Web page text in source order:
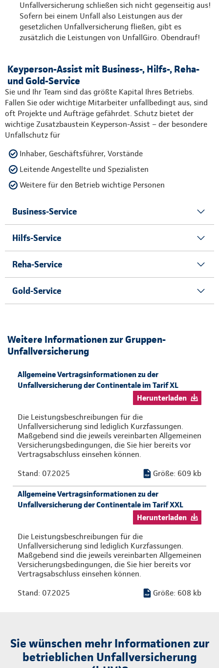
Unfallversicherung schließen sich nicht gegenseitig aus!
Sofern bei einem Unfall also Leistungen aus der
gesetzlichen Unfallversicherung fließen, gibt es
zusätzlich die Leistungen von UnfallGiro. Obendrauf!
Keyperson-Assist mit Business-, Hilfs-, Reha-
und Gold-Service
Sie und Ihr Team sind das größte Kapital Ihres Betriebs.
Fallen Sie oder wichtige Mitarbeiter unfallbedingt aus, sind
oft Projekte und Aufträge gefährdet. Schutz bietet der
wichtige Zusatzbaustein Keyperson-Assist – der besondere
Unfallschutz für
Inhaber, Geschäftsführer, Vorstände
Leitende Angestellte und Spezialisten
Weitere für den Betrieb wichtige Personen
Business-Service
Hilfs-Service
Reha-Service
Gold-Service
Weitere Informationen zur Gruppen-
Unfallversicherung
Allgemeine Vertragsinformationen zu der
Unfallversicherung der Continentale im Tarif XL
Herunterladen
Die Leistungsbeschreibungen für die
Unfallversicherung sind lediglich Kurzfassungen.
Maßgebend sind die jeweils vereinbarten Allgemeinen
Versicherungsbedingungen, die Sie hier bereits vor
Vertragsabschluss einsehen können.
Stand: 07.2025 Größe: 609 kb
Allgemeine Vertragsinformationen zu der
Unfallversicherung der Continentale im Tarif XXL
Herunterladen
Die Leistungsbeschreibungen für die
Unfallversicherung sind lediglich Kurzfassungen.
Maßgebend sind die jeweils vereinbarten Allgemeinen
Versicherungsbedingungen, die Sie hier bereits vor
Vertragsabschluss einsehen können.
Stand: 07.2025 Größe: 608 kb
Sie wünschen mehr Informationen zur
betrieblichen Unfallversicherung